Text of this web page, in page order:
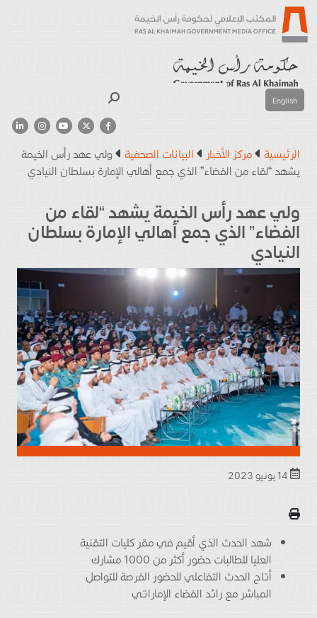
English
الرئيسية مركز الأخبار البيانات الصحفية
ولي عهد رأس الخيمة
يشهد “لقاء من الفضاء” الذي جمع أهالي الإمارة بسلطان النيادي
ولي عهد رأس الخيمة يشهد “لقاء من
الفضاء” الذي جمع أهالي الإمارة بسلطان
النيادي
شهد الحدث الذي أقيم في مقر كليات التقنية
العليا للطالبات حضور أكثر من 1000 مشارك
أتاح الحدث التفاعلي للحضور الفرصة للتواصل
المباشر مع رائد الفضاء الإماراتي